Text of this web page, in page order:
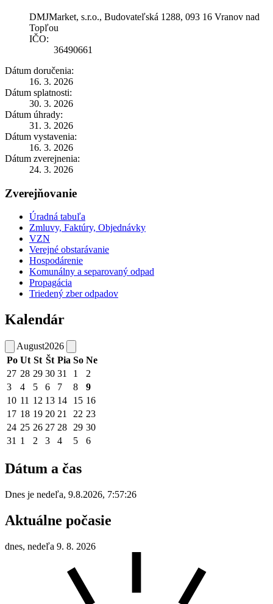
DMJMarket, s.r.o., Budovateľská 1288, 093 16 Vranov nad
Topľou
IČO:
36490661
Dátum doručenia:
16. 3. 2026
Dátum splatnosti:
30. 3. 2026
Dátum úhrady:
31. 3. 2026
Dátum vystavenia:
16. 3. 2026
Dátum zverejnenia:
24. 3. 2026
Zverejňovanie
Úradná tabuľa
Zmluvy, Faktúry, Objednávky
VZN
Verejné obstarávanie
Hospodárenie
Komunálny a separovaný odpad
Propagácia
Triedený zber odpadov
Kalendár
August2026
Po Ut St Št Pia So Ne
27 28 29 30 31 1
2
3
4 5 6 7 8
9
10 11 12 13 14 15 16
17 18 19 20 21 22 23
24 25 26 27 28 29 30
31 1 2 3 4 5 6
Dátum a čas
Dnes je nedeľa, 9.8.2026, 7:57:26
Aktuálne počasie
dnes, nedeľa 9. 8. 2026